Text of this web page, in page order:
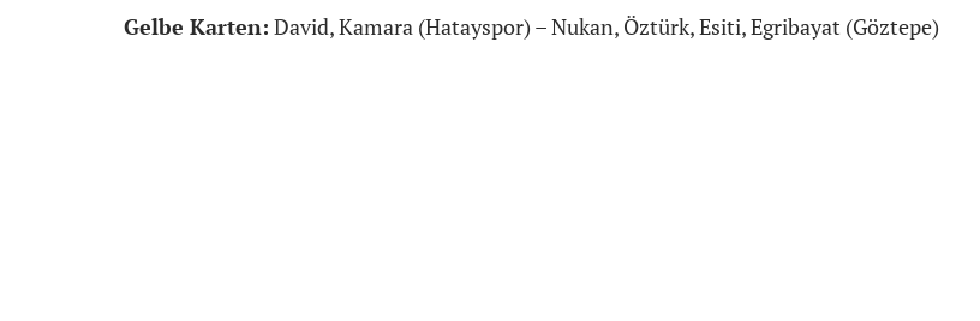
Gelbe Karten: David, Kamara (Hatayspor) – Nukan, Öztürk, Esiti, Egribayat (Göztepe)